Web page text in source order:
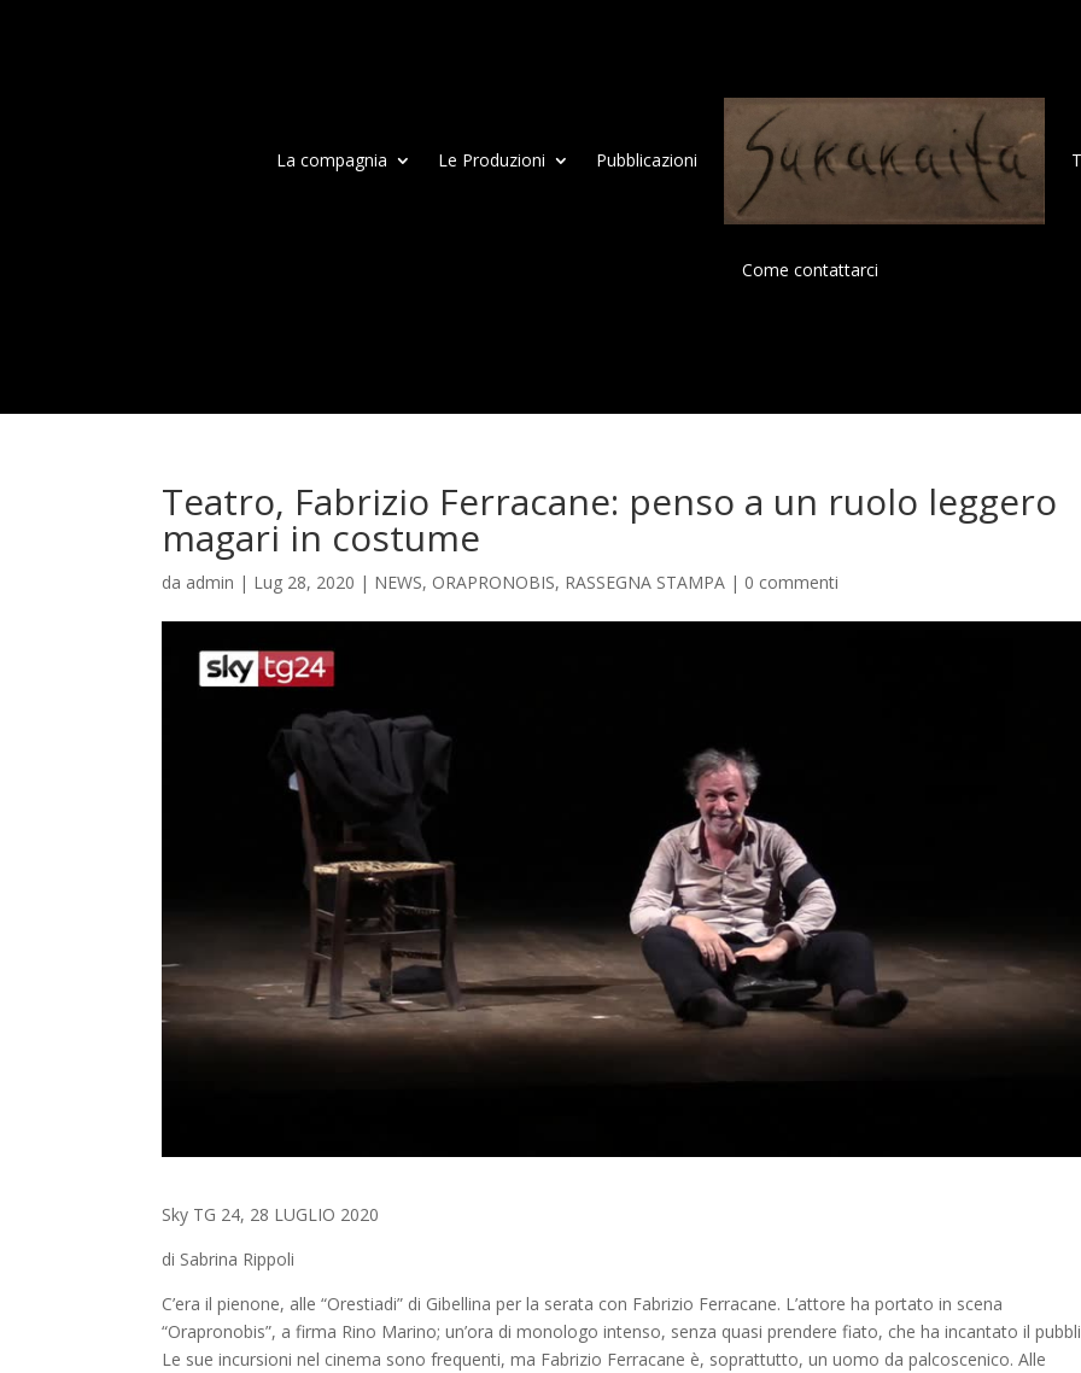
La compagnia Le Produzioni Pubblicazioni
Come contattarci
Teatro, Fabrizio Ferracane: penso a un ruolo leggero
magari in costume
da admin | Lug 28, 2020 | NEWS, ORAPRONOBIS, RASSEGNA STAMPA | 0 commenti
Sky TG 24, 28 LUGLIO 2020
di Sabrina Rippoli
C’era il pienone, alle “Orestiadi” di Gibellina per la serata con Fabrizio Ferracane. L’attore ha portato in scena
“Orapronobis”, a firma Rino Marino; un’ora di monologo intenso, senza quasi prendere fiato, che ha incantato il
Le sue incursioni nel cinema sono frequenti, ma Fabrizio Ferracane è, soprattutto, un uomo da palcoscenico. Alle